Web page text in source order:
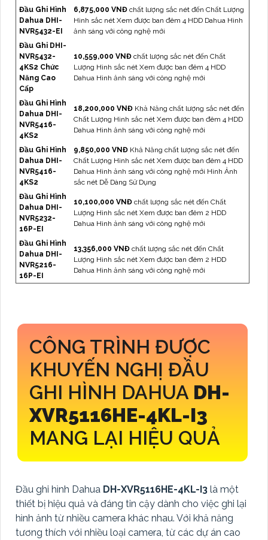
Đầu Ghi Hình
Dahua DHI-
NVR5432-EI
6,875,000 VNĐ chất lượng sắc nét đến Chất Lượng
Hình sắc nét Xem được ban đêm 4 HDD Dahua Hình
ảnh sáng với công nghệ mới
Đầu Ghi DHI-
NVR5432-
4KS2 Chức
Năng Cao
Cấp
10,559,000 VNĐ chất lượng sắc nét đến Chất
Lượng Hình sắc nét Xem được ban đêm 4 HDD
Dahua Hình ảnh sáng với công nghệ mới
Đầu Ghi Hình
Dahua DHI-
NVR5416-
4KS2
18,200,000 VNĐ Khả Năng chất lượng sắc nét đến
Chất Lượng Hình sắc nét Xem được ban đêm 4 HDD
Dahua Hình ảnh sáng với công nghệ mới
Đầu Ghi Hình
Dahua DHI-
NVR5416-
4KS2
9,850,000 VNĐ Khả Năng chất lượng sắc nét đến
Chất Lượng Hình sắc nét Xem được ban đêm 4 HDD
Dahua Hình ảnh sáng với công nghệ mới Hình Ảnh
sắc nét Dễ Dàng Sử Dụng
Đầu Ghi Hình
Dahua DHI-
NVR5232-
16P-EI
10,100,000 VNĐ chất lượng sắc nét đến Chất
Lượng Hình sắc nét Xem được ban đêm 2 HDD
Dahua Hình ảnh sáng với công nghệ mới
Đầu Ghi Hình
Dahua DHI-
NVR5216-
16P-EI
13,356,000 VNĐ chất lượng sắc nét đến Chất
Lượng Hình sắc nét Xem được ban đêm 2 HDD
Dahua Hình ảnh sáng với công nghệ mới
CÔNG TRÌNH ĐƯỢC
KHUYẾN NGHỊ ĐẦU
GHI HÌNH DAHUA DH-
XVR5116HE-4KL-I3
MANG LẠI HIỆU QUẢ
Đầu ghi hình Dahua DH-XVR5116HE-4KL-I3 là một
thiết bị hiệu quả và đáng tin cậy dành cho việc ghi lại
hình ảnh từ nhiều camera khác nhau. Với khả năng
tương thích với nhiều loại camera, từ các dự án cao